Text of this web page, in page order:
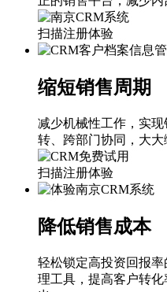
扫描注册体验
缩短销售周期
减少机械性工作，实
转、跨部门协同，大
扫描注册体验
降低销售成本
轻松锁定高投资回报
理工具，提高客户转